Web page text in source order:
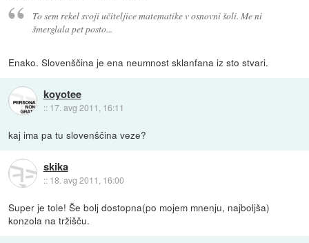
To sem rekel svoji učiteljice matematike v osnovni šoli. Me ni
šmerglala pet posto...
Enako. Slovenščina je ena neumnost sklanfana iz sto stvari.
koyotee
:: 17. avg 2011, 16:11
kaj ima pa tu slovenščina veze?
skika
:: 18. avg 2011, 16:00
Super je tole! Še bolj dostopna(po mojem mnenju, najboljša)
konzola na tržišču.